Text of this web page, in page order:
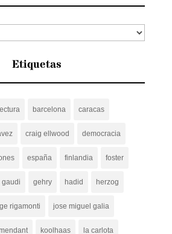
Etiquetas
barcelona caracas
craig ellwood democracia
españa finlandia foster
gaudi gehry hadid herzog
rigamonti jose miguel galia
koolhaas la carlota